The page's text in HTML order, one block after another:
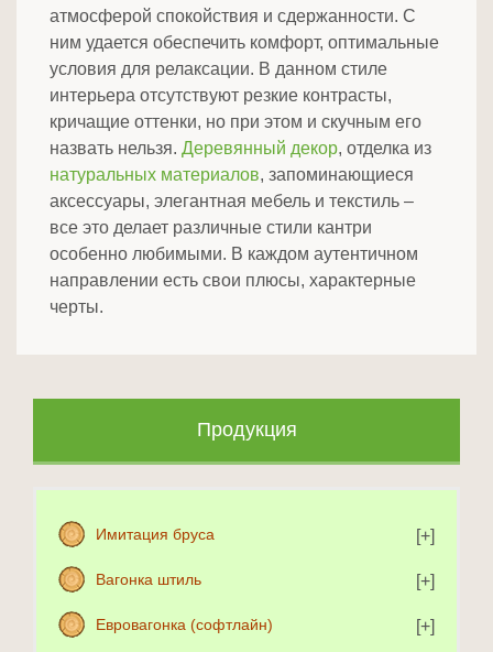
Продукция
Имитация бруса
Вагонка штиль
Евровагонка (софтлайн)
атмосферой спокойствия и сдержанности. С
ним удается обеспечить комфорт, оптимальные
условия для релаксации. В данном стиле
интерьера отсутствуют резкие контрасты,
кричащие оттенки, но при этом и скучным его
назвать нельзя. Деревянный декор, отделка из
натуральных материалов, запоминающиеся
аксессуары, элегантная мебель и текстиль –
все это делает различные стили кантри
особенно любимыми. В каждом аутентичном
направлении есть свои плюсы, характерные
черты.